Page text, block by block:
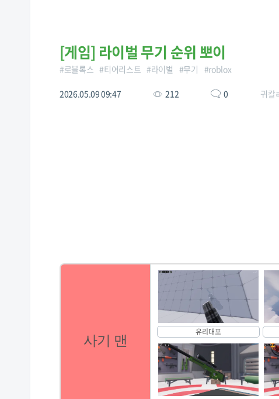
[게임] 라이벌 무기 순위 뽀이
#로블록스 #티어리스트 #라이벌 #무기 #roblox
2026.05.09 09:47 212 0 귀칼
사기 맨
유리대포